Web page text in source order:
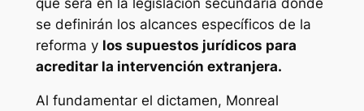
se definirán los alcances específicos de la
reforma y los supuestos jurídicos para
acreditar la intervención extranjera.
Al fundamentar el dictamen, Monreal